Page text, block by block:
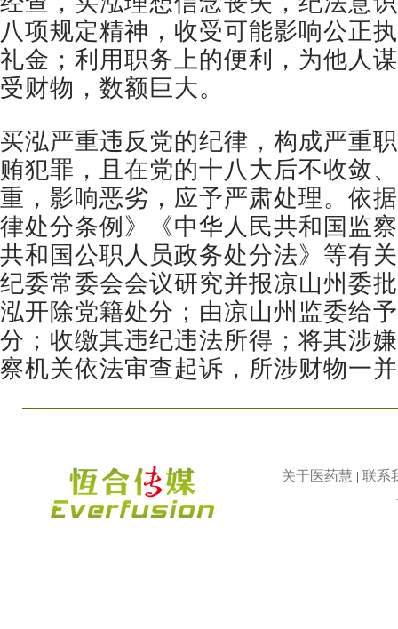
八项规定精神，收受可能影响公正
礼金；利用职务上的便利，为他人
受财物，数额巨大。
买泓严重违反党的纪律，构成严重
贿犯罪，且在党的十八大后不收敛
重，影响恶劣，应予严肃处理。依
律处分条例》《中华人民共和国监
共和国公职人员政务处分法》等有
纪委常委会会议研究并报凉山州委
泓开除党籍处分；由凉山州监委给
分；收缴其违纪违法所得；将其涉
察机关依法审查起诉，所涉财物一
关于医药慧
联系